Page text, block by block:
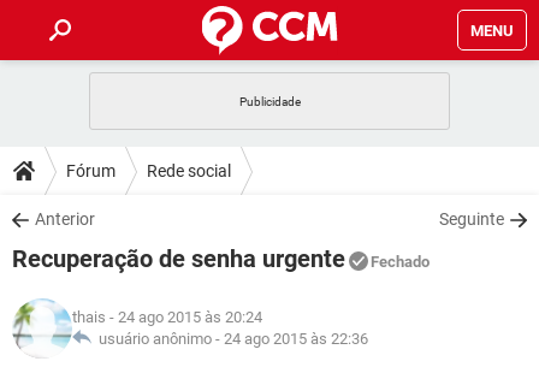
MENU
CELULAR
OUTLOOK
INSTAGRAM GMAIL
GUIA DE COMPRAS
DICAS
JOGOS
INSTAGRAM
GUIA DE COMPRAS
DOWNLOADS
JOGOS WHATSAPP
CELULAR
OUTLOOK EXCEL
FÓRUM
JOGOS
CELULAR
GLOSSÁRIO
Fórum Rede social
Anterior Seguinte
Recuperação de senha urgente Fechado
thais - 24 ago 2015 às 20:24
usuário anônimo - 24 ago 2015 às 22:36